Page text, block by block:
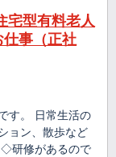
型有料老人
事（正社
す。 日常生活の
ョン、散歩など
◇研修があるので